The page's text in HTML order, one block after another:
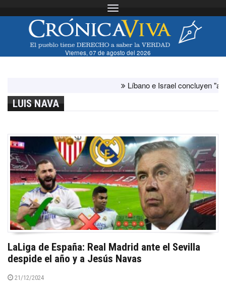
Toggle navigation
Viernes, 07 de agosto del 2026
Líbano e Israel concluyen "antes
LUIS NAVA
LaLiga de España: Real Madrid ante el Sevilla
despide el año y a Jesús Navas
21/12/2024